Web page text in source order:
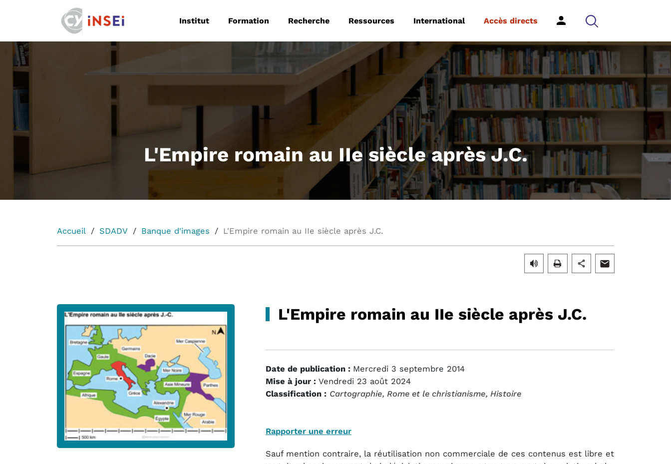
Institut Formation Recherche Ressources International Accès directs
L'Empire romain au IIe siècle après J.C.
Accueil SDADV Banque d'images L'Empire romain au IIe siècle après J.C.
L'Empire romain au IIe siècle après J.C.
Date de publication : Mercredi 3 septembre 2014
Mise à jour : Vendredi 23 août 2024
Classification : Cartographie, Rome et le christianisme, Histoire
Rapporter une erreur
Sauf mention contraire, la réutilisation non commerciale de ces contenus est libre et